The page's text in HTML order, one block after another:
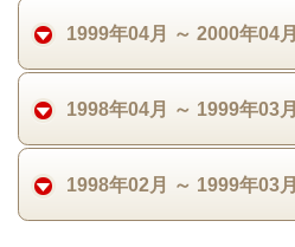
1999年04月 ～ 2000年04月
1998年04月 ～ 1999年03月
1998年02月 ～ 1999年03月